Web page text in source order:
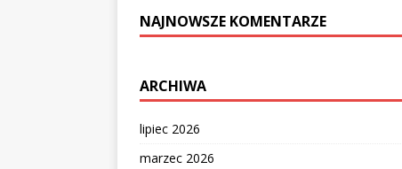
NAJNOWSZE KOMENTARZE
ARCHIWA
lipiec 2026
marzec 2026